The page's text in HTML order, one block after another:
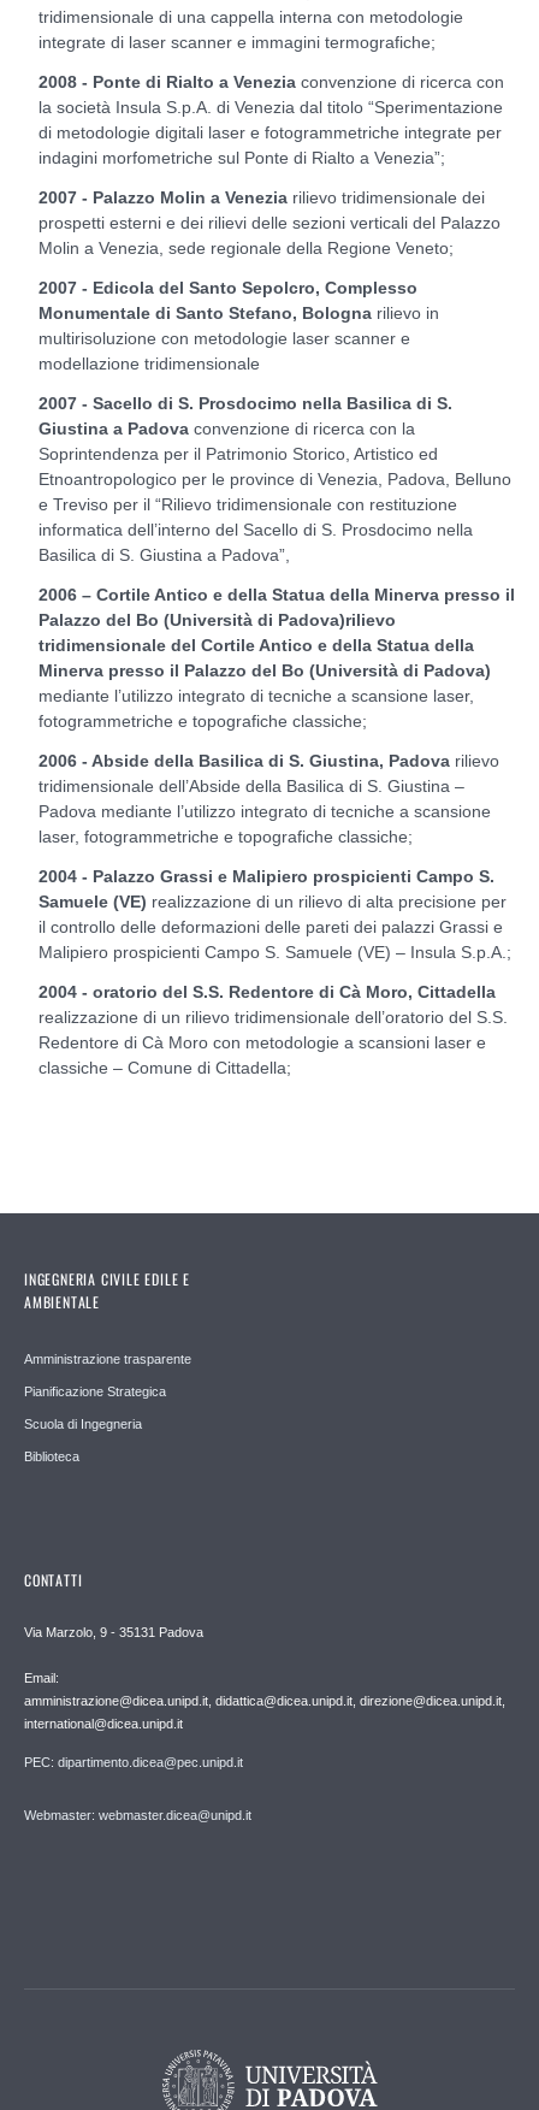
tridimensionale di una cappella interna con metodologie
integrate di laser scanner e immagini termografiche;
2008 - Ponte di Rialto a Venezia convenzione di ricerca con
la società Insula S.p.A. di Venezia dal titolo “Sperimentazione
di metodologie digitali laser e fotogrammetriche integrate per
indagini morfometriche sul Ponte di Rialto a Venezia”;
2007 - Palazzo Molin a Venezia rilievo tridimensionale dei
prospetti esterni e dei rilievi delle sezioni verticali del Palazzo
Molin a Venezia, sede regionale della Regione Veneto;
2007 - Edicola del Santo Sepolcro, Complesso
Monumentale di Santo Stefano, Bologna rilievo in
multirisoluzione con metodologie laser scanner e
modellazione tridimensionale
2007 - Sacello di S. Prosdocimo nella Basilica di S.
Giustina a Padova convenzione di ricerca con la
Soprintendenza per il Patrimonio Storico, Artistico ed
Etnoantropologico per le province di Venezia, Padova, Belluno
e Treviso per il “Rilievo tridimensionale con restituzione
informatica dell’interno del Sacello di S. Prosdocimo nella
Basilica di S. Giustina a Padova”,
2006 – Cortile Antico e della Statua della Minerva presso il
Palazzo del Bo (Università di Padova)rilievo
tridimensionale del Cortile Antico e della Statua della
Minerva presso il Palazzo del Bo (Università di Padova)
mediante l’utilizzo integrato di tecniche a scansione laser,
fotogrammetriche e topografiche classiche;
2006 - Abside della Basilica di S. Giustina, Padova rilievo
tridimensionale dell’Abside della Basilica di S. Giustina –
Padova mediante l’utilizzo integrato di tecniche a scansione
laser, fotogrammetriche e topografiche classiche;
2004 - Palazzo Grassi e Malipiero prospicienti Campo S.
Samuele (VE) realizzazione di un rilievo di alta precisione per
il controllo delle deformazioni delle pareti dei palazzi Grassi e
Malipiero prospicienti Campo S. Samuele (VE) – Insula S.p.A.;
2004 - oratorio del S.S. Redentore di Cà Moro, Cittadella
realizzazione di un rilievo tridimensionale dell’oratorio del S.S.
Redentore di Cà Moro con metodologie a scansioni laser e
classiche – Comune di Cittadella;
INGEGNERIA CIVILE EDILE E
AMBIENTALE
Amministrazione trasparente
Pianificazione Strategica
Scuola di Ingegneria
Biblioteca
CONTATTI
Via Marzolo, 9 - 35131 Padova
Email:
amministrazione@dicea.unipd.it, didattica@dicea.unipd.it, direzione@dicea.unipd.it,
international@dicea.unipd.it
PEC: dipartimento.dicea@pec.unipd.it
Webmaster: webmaster.dicea@unipd.it